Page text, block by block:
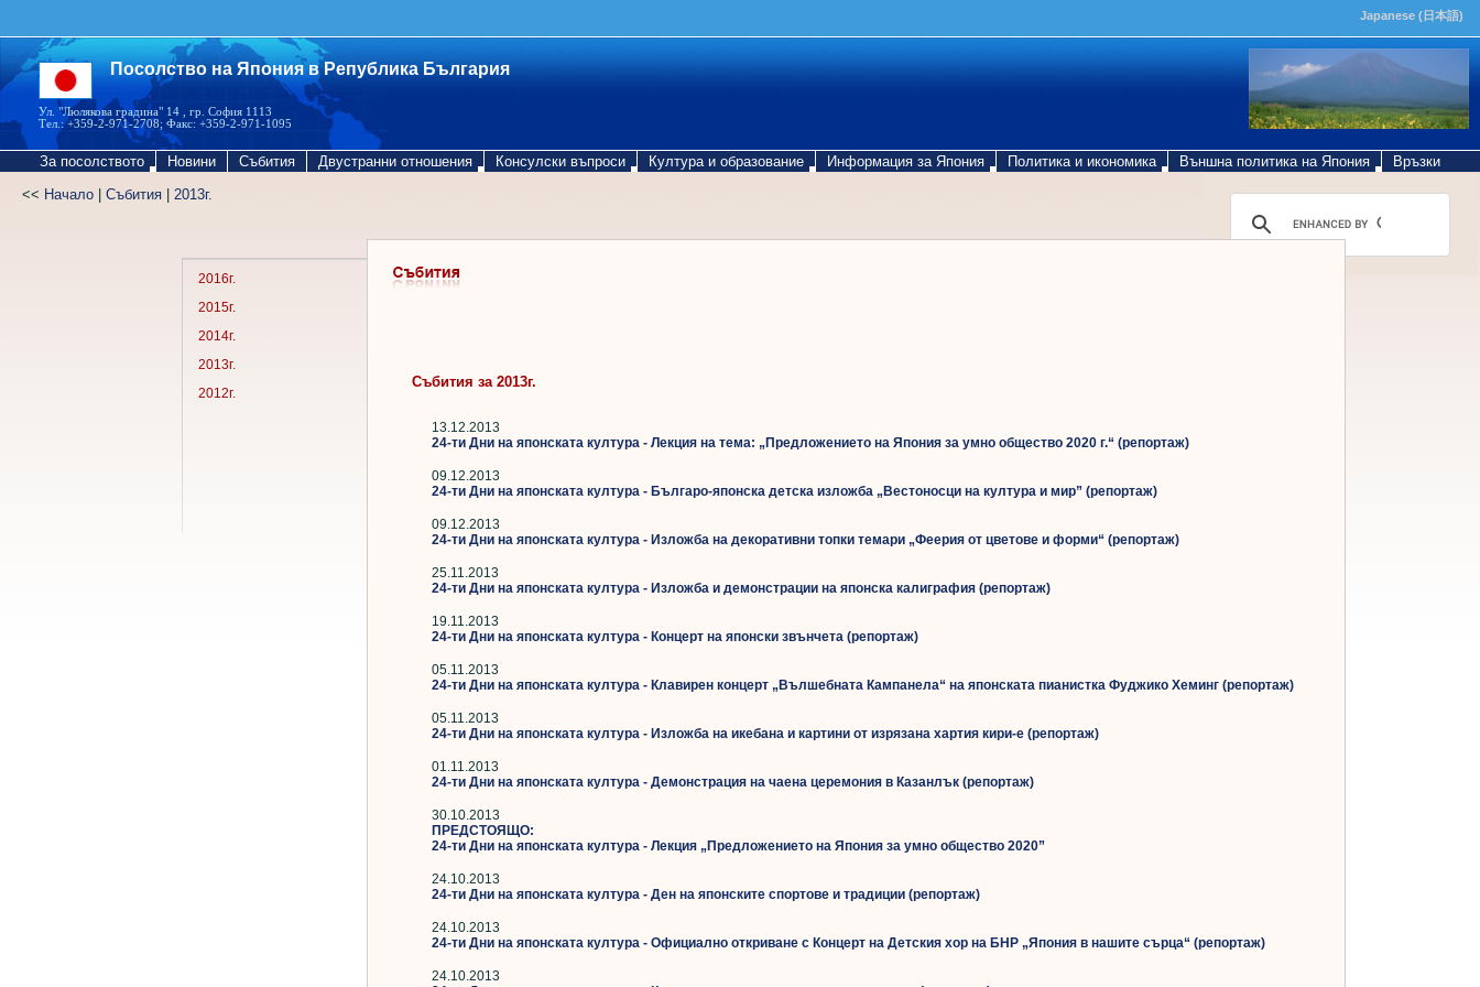
Japanese (日本語)
Посолство на Япония в Република България
Ул. "Люлякова градина" 14 , гр. София 1113
Тел.: +359-2-971-2708; Факс: +359-2-971-1095
За посолството Новини Събития Двустранни отношения Консулски въпроси Култура и образование Информация за Япония Политика и икономика Външна политика на Япония Връзки
<< Начало Събития 2013г.
2016г.
2015г.
2014г.
2013г.
2012г.
Събития за 2013г.
13.12.2013
24-ти Дни на японската култура - Лекция на тема: „Предложението на Япония за умно общество 2020 г.“ (репортаж)
09.12.2013
24-ти Дни на японската култура - Българо-японска детска изложба „Вестоносци на култура и мир” (репортаж)
09.12.2013
24-ти Дни на японската култура - Изложба на декоративни топки темари „Феерия от цветове и форми“ (репортаж)
25.11.2013
24-ти Дни на японската култура - Изложба и демонстрации на японска калиграфия (репортаж)
19.11.2013
24-ти Дни на японската култура - Концерт на японски звънчета (репортаж)
05.11.2013
24-ти Дни на японската култура - Клавирен концерт „Вълшебната Кампанела“ на японската пианистка Фуджико Хеминг (репортаж)
05.11.2013
24-ти Дни на японската култура - Изложба на икебана и картини от изрязана хартия кири-е (репортаж)
01.11.2013
24-ти Дни на японската култура - Демонстрация на чаена церемония в Казанлък (репортаж)
30.10.2013
ПРЕДСТОЯЩО:
24-ти Дни на японската култура - Лекция „Предложението на Япония за умно общество 2020”
24.10.2013
24-ти Дни на японската култура - Ден на японските спортове и традиции (репортаж)
24.10.2013
24-ти Дни на японската култура - Официално откриване с Концерт на Детския хор на БНР „Япония в нашите сърца“ (репортаж)
24.10.2013